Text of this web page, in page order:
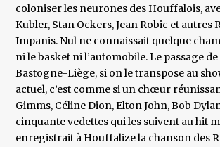
coloniser les neurones des Houffalois,
Kubler, Stan Ockers, Jean Robic et autres
Impanis. Nul ne connaissait quelque
ni le basket ni l’automobile. Le passage
Bastogne-Liège, si on le transpose au
actuel, c’est comme si un chœur
Gimms, Céline Dion, Elton John, Bob
cinquante vedettes qui les suivent au hit
enregistrait à Houffalize la chanson des